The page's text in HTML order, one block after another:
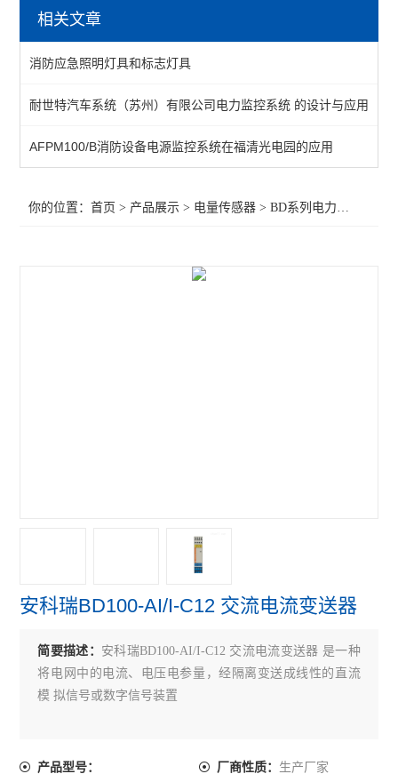
隔离器
电流隔离器
交流电流传感器 输出4-20mA
剩余电流漏电流互感器
一进二出隔离器
三相三线电压变送器
三相四线电量变送器
BM系列模拟信号隔离器
相关文章
消防应急照明灯具和标志灯具
耐世特汽车系统（苏州）有限公司电力监控系统 的设计与应用
AFPM100/B消防设备电源监控系统在福清光电园的应用
你的位置：首页 > 产品展示 > 电量传感器 >BD系列电力变送器
安科瑞BD100-AI/I-C12 交流电流变送器
简要描述： 安科瑞BD100-AI/I-C12 交流电流变送器 是一种
将电网中的电流、电压电参量，经隔离变送成线性的直流
模 拟信号或数字信号装置
产品型号： 厂商性质： 生产厂家